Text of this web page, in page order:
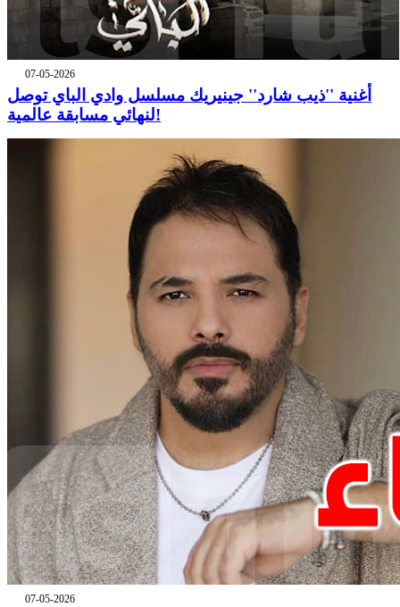
07-05-2026
أغنية ''ذيب شارد'' جينيريك مسلسل وادي الباي توصل
لنهائي مسابقة عالمية!
07-05-2026